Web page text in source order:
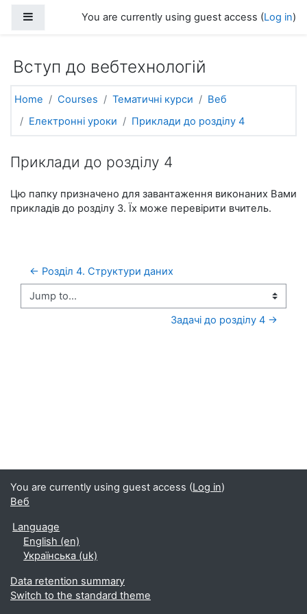
Side panelYou are currently using guest access (Log in)
Вступ до вебтехнологій
Home Courses Тематичні курси
Веб
Електронні уроки
Приклади до розділу 4
Приклади до розділу 4
Цю папку призначено для завантаження виконаних Вами
прикладів до розділу 3. Їх може перевірити вчитель.
← Розділ 4. Структури даних
Jump to...
Задачі до розділу 4 →
You are currently using guest access (Log in)
Веб
Language
English ‎(en)‎
Українська ‎(uk)‎
Data retention summary
Switch to the standard theme